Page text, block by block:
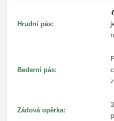
Hrudní pás:
Bederní pás:
Zádová opěrka: